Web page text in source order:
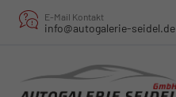
E-Mail Kontakt
info@autogalerie-seidel.de